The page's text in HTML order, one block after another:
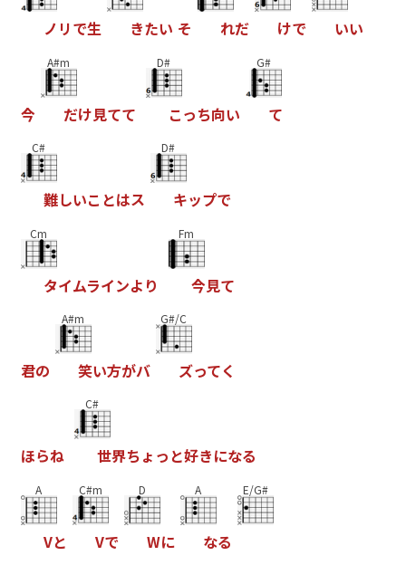
ノ リで生 きたい そ れだ けで いい
今
A#m
だけ見てて
D#
こっち向い
G#
て
C#
難しいこ とはス
D#
キップで
Cm
タイムラインよ り
Fm
今見て
君の
A#m
笑い方がバ
G#/C
ズってく
ほらね
C#
世界ちょ っ と好きになる
A
Vと
C#m
Vで
D
Wに
A
なる
E/G#